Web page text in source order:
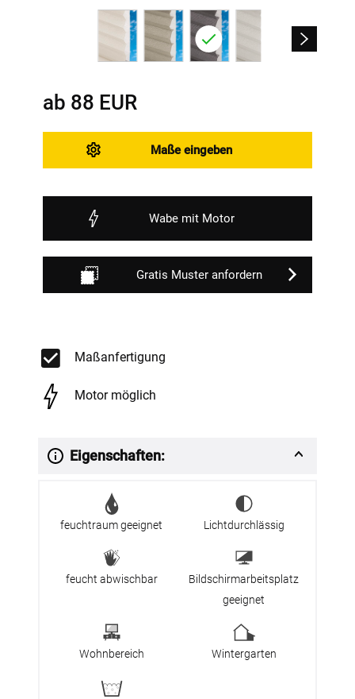
Maßanfertigung
Motor möglich
Eigenschaften:
feuchtraum geeignet Lichtdurchlässig
feucht abwischbar
Bildschirmarbeitsplatz
geeignet
Wohnbereich Wintergarten
ab 88 EUR
Maße eingeben
Wabe mit Motor
Gratis Muster anfordern